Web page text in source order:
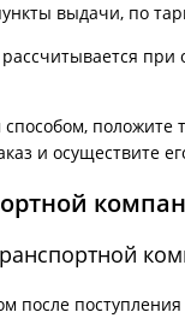
выдачи, по
и осуществите
после